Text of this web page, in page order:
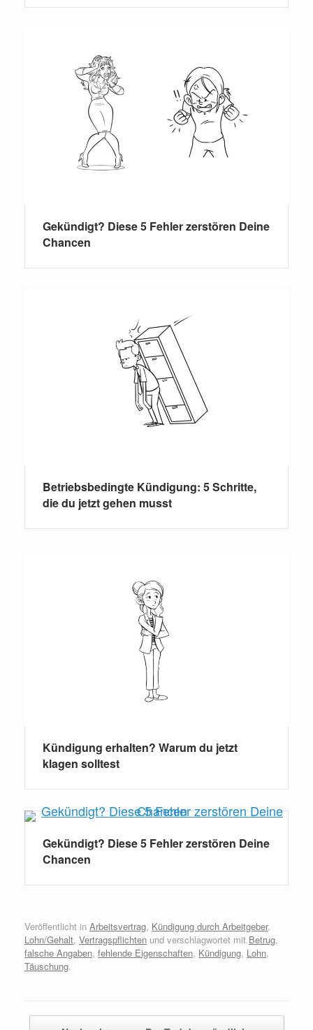
Gekündigt? Diese 5 Fehler zerstören Deine
Chancen
Betriebsbedingte Kündigung: 5 Schritte,
die du jetzt gehen musst
Kündigung erhalten? Warum du jetzt
klagen solltest
Gekündigt? Diese 5 Fehler zerstören Deine
Chancen
Veröffentlicht in Arbeitsvertrag, Kündigung durch Arbeitgeber,
Lohn/Gehalt, Vertragspflichten und verschlagwortet mit Betrug,
falsche Angaben, fehlende Eigenschaften, Kündigung, Lohn,
Täuschung.